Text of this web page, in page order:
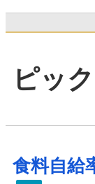
ピッ
食料自給